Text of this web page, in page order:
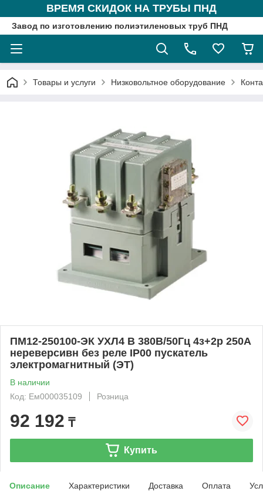
ВРЕМЯ СКИДОК НА ТРУБЫ ПНД
Завод по изготовлению полиэтиленовых труб ПНД
Товары и услуги Низковольтное оборудование
ПМ12-250100-ЭК УХЛ4 В 380В/50Гц 4з+2р 250А
нереверсивн без реле IP00 пускатель
электромагнитный (ЭТ)
В наличии
Код: Ем000035109
Розница
92 192 ₸
Купить
Описание Характеристики Доставка Оплата